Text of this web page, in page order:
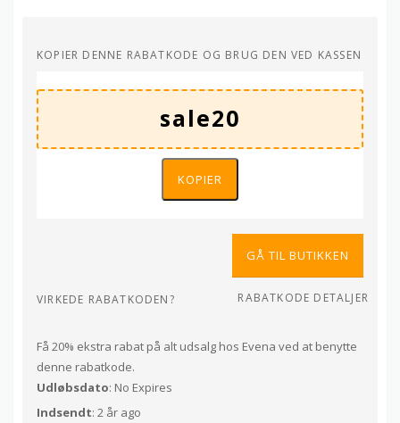
KOPIER DENNE RABATKODE OG BRUG DEN VED KASSEN
KOPIER
GÅ TIL BUTIKKEN
VIRKEDE RABATKODEN? RABATKODE DETALJER
Få 20% ekstra rabat på alt udsalg hos Evena ved at benytte
denne rabatkode.
Udløbsdato: No Expires
Indsendt: 2 år ago